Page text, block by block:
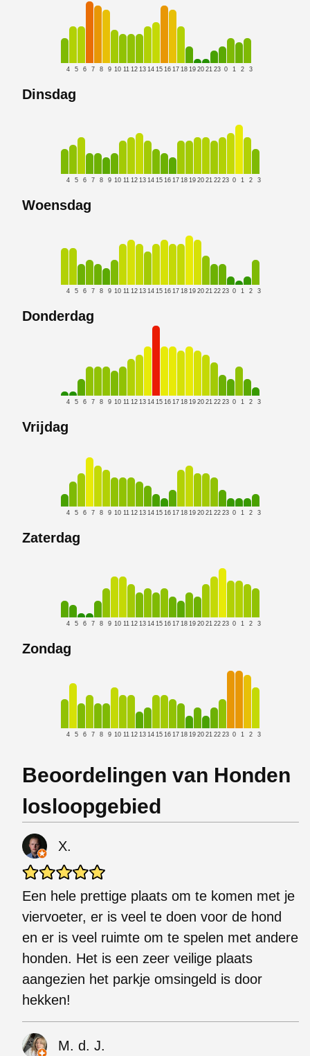
4 5 6 7 8 9 10 11 12 13 14 15 16 17 18 19 20 21 23 0 1 2 3
Dinsdag
4 5 6 7 8 9 10 11 12 13 14 15 16 17 18 19 20 21 22 23 0 1 2 3
Woensdag
4 5 6 7 8 9 10 11 12 13 14 15 16 17 18 19 20 21 22 23 0 1 2 3
Donderdag
4 5 6 7 8 9 10 11 12 13 14 15 16 17 18 19 20 21 22 23 0 1 2 3
Vrijdag
4 5 6 7 8 9 10 11 12 13 14 15 16 17 18 19 20 21 22 23 0 1 2 3
Zaterdag
4 5 6 7 8 9 10 11 12 13 14 15 16 17 18 19 20 21 22 23 0 1 2 3
Zondag
4 5 6 7 8 9 10 11 12 13 14 15 16 17 18 19 20 21 22 23 0 1 2 3
Beoordelingen van Honden
losloopgebied
X.
Een hele prettige plaats om te komen met je
viervoeter, er is veel te doen voor de hond
en er is veel ruimte om te spelen met andere
honden. Het is een zeer veilige plaats
aangezien het parkje omsingeld is door
hekken!
M. d. J.